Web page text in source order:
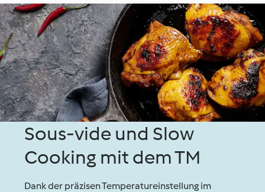
Sous-vide und Slow
Cooking mit dem TM
Dank der präzisen Temperatureinstellung im